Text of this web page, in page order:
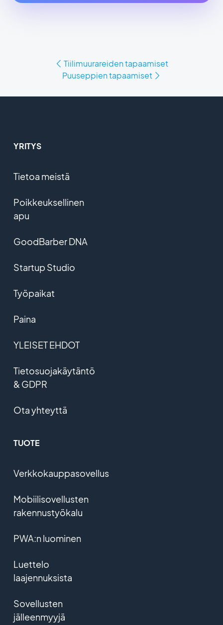
Tiilimuurareiden tapaamiset
Puuseppien tapaamiset
YRITYS
Tietoa meistä
Poikkeuksellinen
apu
GoodBarber DNA
Startup Studio
Työpaikat
Paina
YLEISET EHDOT
Tietosuojakäytäntö
& GDPR
Ota yhteyttä
TUOTE
Verkkokauppasovellus
Mobiilisovellusten
rakennustyökalu
PWA:n luominen
Luettelo
laajennuksista
Sovellusten
jälleenmyyjä